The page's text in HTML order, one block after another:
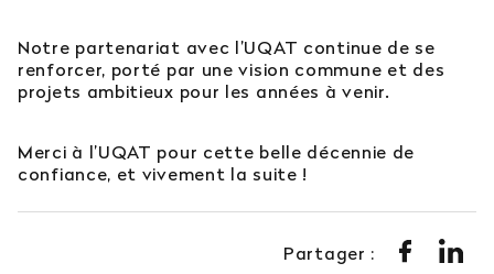
Notre partenariat avec l’UQAT continue de se
renforcer, porté par une vision commune et des
projets ambitieux pour les années à venir.
Merci à l’UQAT pour cette belle décennie de
confiance, et vivement la suite !
Partager :